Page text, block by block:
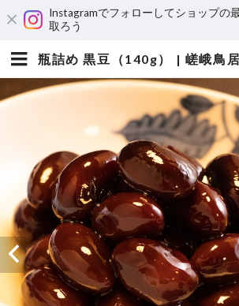
Instagramでフォローしてショップの
取ろう